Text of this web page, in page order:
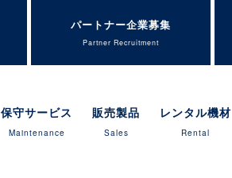
パートナー企業募集
Partner Recruitment
保守サービス
Maintenance
販売製品
Sales
レンタル機材
Rental